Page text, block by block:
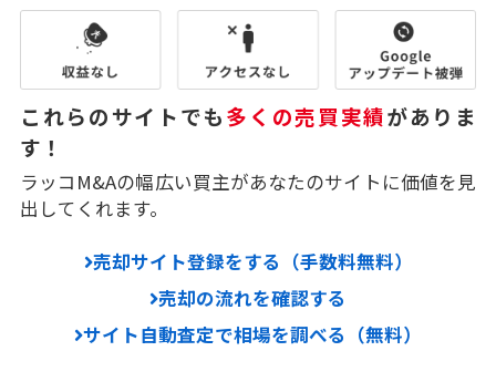
これらのサイトでも多くの売買実績がありま
す！
ラッコM&Aの幅広い買主があなたのサイトに価値を見
出してくれます。
売却サイト登録をする（手数料無料）
売却の流れを確認する
サイト自動査定で相場を調べる（無料）